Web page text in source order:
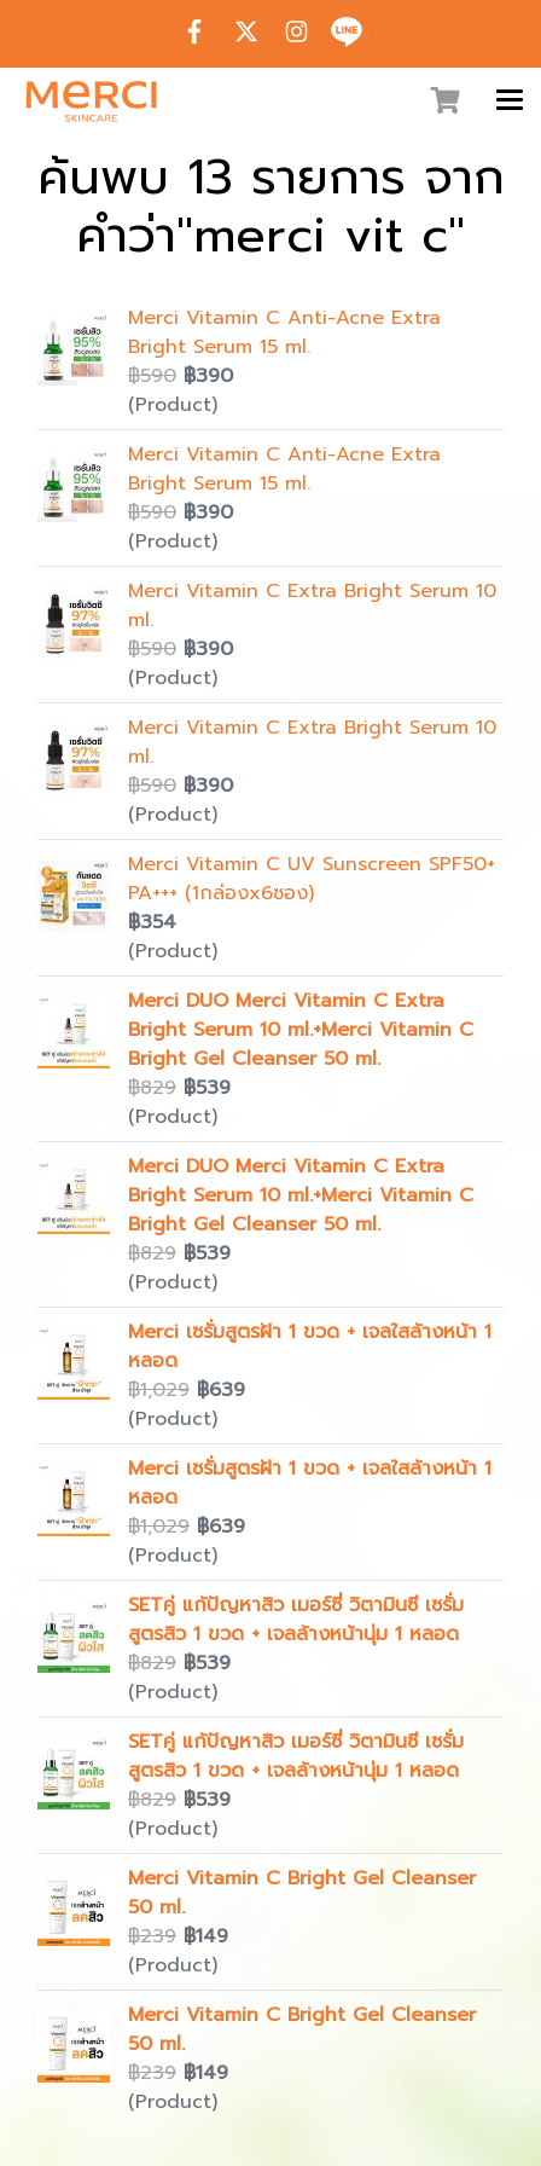
ค้นพบ 13 รายการ จาก
คำว่า"merci vit c"
Merci Vitamin C Anti-Acne Extra
Bright Serum 15 ml.
฿590 ฿390
(Product)
Merci Vitamin C Anti-Acne Extra
Bright Serum 15 ml.
฿590 ฿390
(Product)
Merci Vitamin C Extra Bright Serum 10
ml.
฿590 ฿390
(Product)
Merci Vitamin C Extra Bright Serum 10
ml.
฿590 ฿390
(Product)
Merci Vitamin C UV Sunscreen SPF50+
PA+++ (1กล่องx6ซอง)
฿354
(Product)
Merci DUO Merci Vitamin C Extra
Bright Serum 10 ml.+Merci Vitamin C
Bright Gel Cleanser 50 ml.
฿829 ฿539
(Product)
Merci DUO Merci Vitamin C Extra
Bright Serum 10 ml.+Merci Vitamin C
Bright Gel Cleanser 50 ml.
฿829 ฿539
(Product)
Merci เซรั่มสูตรฝ้า 1 ขวด + เจลใสล้างหน้า 1
หลอด
฿1,029 ฿639
(Product)
Merci เซรั่มสูตรฝ้า 1 ขวด + เจลใสล้างหน้า 1
หลอด
฿1,029 ฿639
(Product)
SETคู่ แก้ปัญหาสิว เมอร์ซี่ วิตามินซี เซรั่ม
สูตรสิว 1 ขวด + เจลล้างหน้านุ่ม 1 หลอด
฿829 ฿539
(Product)
SETคู่ แก้ปัญหาสิว เมอร์ซี่ วิตามินซี เซรั่ม
สูตรสิว 1 ขวด + เจลล้างหน้านุ่ม 1 หลอด
฿829 ฿539
(Product)
Merci Vitamin C Bright Gel Cleanser
50 ml.
฿239 ฿149
(Product)
Merci Vitamin C Bright Gel Cleanser
50 ml.
฿239 ฿149
(Product)